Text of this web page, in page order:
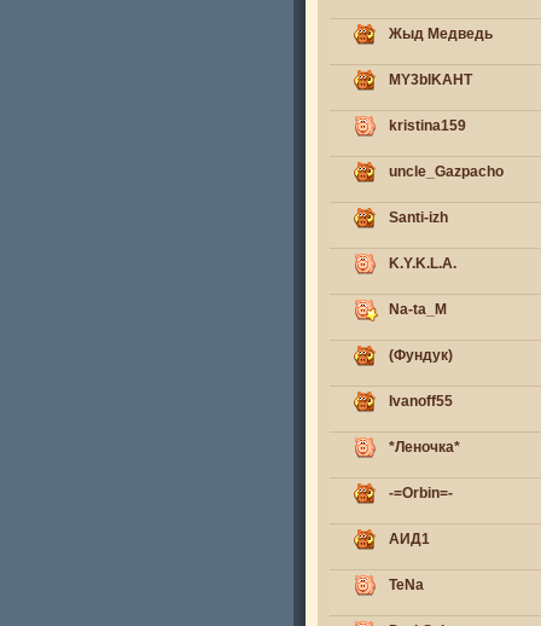
Жыд Медведь
MY3blKAHT
kristina159
uncle_Gazpacho
Santi-izh
K.Y.K.L.A.
Na-ta_M
(Фундук)
Ivanoff55
*Леночка*
-=Orbin=-
АИД1
TeNa